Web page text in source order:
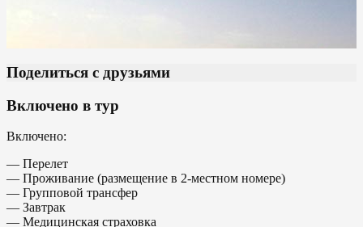
Поделиться с друзьями
Включено в тур
Включено:
— Перелет
— Проживание (размещение в 2-местном номере)
— Групповой трансфер
— Завтрак
— Медицинская страховка